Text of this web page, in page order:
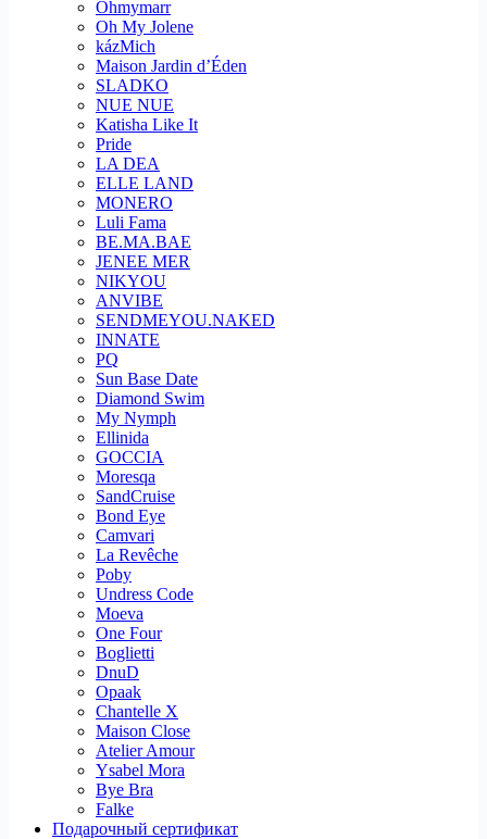
Ohmymarr
Oh My Jolene
kázMich
Maison Jardin d’Éden
SLADKO
NUE NUE
Katisha Like It
Pride
LA DEA
ELLE LAND
MONERO
Luli Fama
BE.MA.BAE
JENEE MER
NIKYOU
ANVIBE
SENDMEYOU.NAKED
INNATE
PQ
Sun Base Date
Diamond Swim
My Nymph
Ellinida
GOCCIA
Moresqa
SandCruise
Bond Eye
Camvari
La Revêche
Poby
Undress Code
Moeva
One Four
Boglietti
DnuD
Opaak
Chantelle X
Maison Close
Atelier Amour
Ysabel Mora
Bye Bra
Falke
Подарочный сертификат